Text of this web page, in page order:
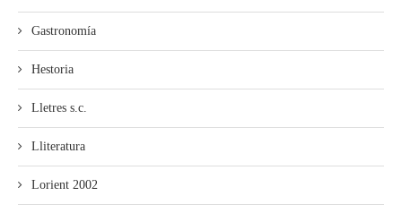
Gastronomía
Hestoria
Lletres s.c.
Lliteratura
Lorient 2002